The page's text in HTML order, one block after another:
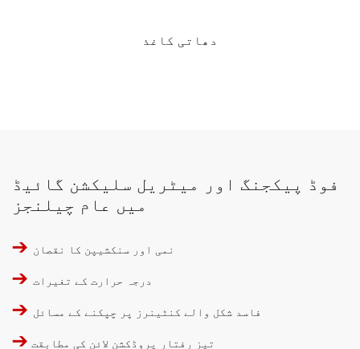
دھاتی کاغذ
فوڈ پیکجنگ اور میٹریل سلیکشن گائیڈ
میں عام چیلنجز
➔ نمی اور سنکشیپن کا نقصان
➔ درجہ حرارت کے تغیرات
➔ فاسد شکل والے کنٹینرز پر چپکنے کے مسائل
➔ تیز رفتار پروڈکشن لائن کی مطابقت